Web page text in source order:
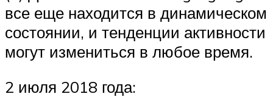
все еще находится в динамическом
состоянии, и тенденции активности
могут измениться в любое время.
2 июля 2018 года: